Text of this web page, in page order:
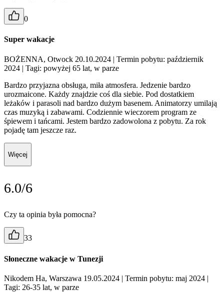
0
Super wakacje
BOŻENNA, Otwock 20.10.2024 | Termin pobytu: październik
2024 | Tagi: powyżej 65 lat, w parze
Bardzo przyjazna obsługa, miła atmosfera. Jedzenie bardzo
urozmaicone. Każdy znajdzie coś dla siebie. Pod dostatkiem
leżaków i parasoli nad bardzo dużym basenem. Animatorzy umilają
czas muzyką i zabawami. Codziennie wieczorem program ze
śpiewem i tańcami. Jestem bardzo zadowolona z pobytu. Za rok
pojadę tam jeszcze raz.
Więcej
6.0/6
Czy ta opinia była pomocna?
33
Słoneczne wakacje w Tunezji
Nikodem Ha, Warszawa 19.05.2024 | Termin pobytu: maj 2024 |
Tagi: 26-35 lat, w parze